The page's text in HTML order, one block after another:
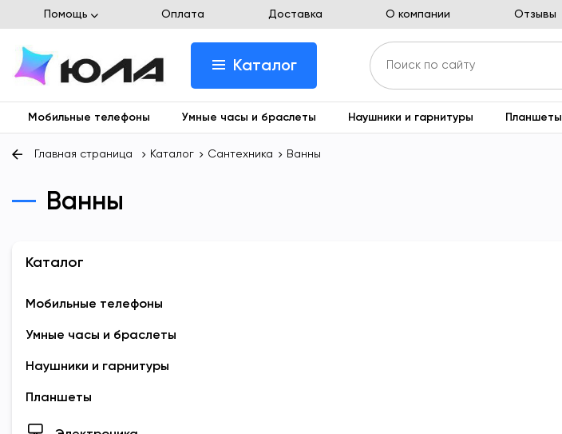
Помощь Оплата Доставка О компании Отзывы
Каталог
Мобильные телефоны Умные часы и браслеты Наушники и гарнитуры Планшеты
Главная страница Каталог Сантехника Ванны
Ванны
Каталог
Мобильные телефоны
Умные часы и браслеты
Наушники и гарнитуры
Планшеты